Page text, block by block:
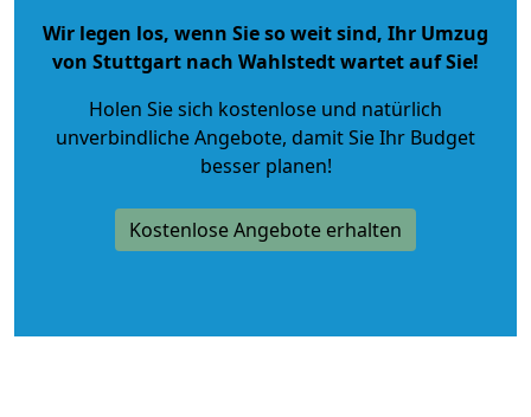
Wir legen los, wenn Sie so weit sind, Ihr Umzug
von Stuttgart nach Wahlstedt wartet auf Sie!
Holen Sie sich kostenlose und natürlich
unverbindliche Angebote, damit Sie Ihr Budget
besser planen!
Kostenlose Angebote erhalten